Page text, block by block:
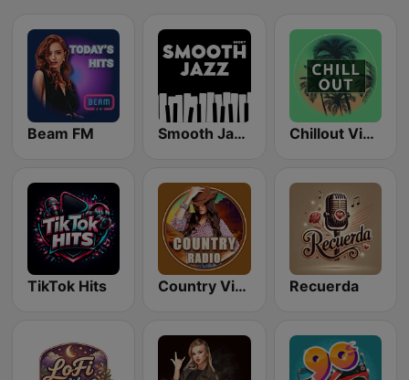
Beam FM Smooth Jazz - Groov Chillout Vibes
TikTok Hits Country Vibes Recuerda